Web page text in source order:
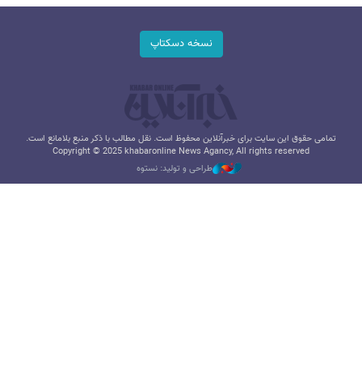
نسخه دسکتاپ
تمامی حقوق این سایت برای خبرآنلاین محفوظ است. نقل مطالب با ذکر منبع بلامانع است.
Copyright © 2025 khabaronline News Agancy, All rights reserved
طراحی و تولید: نستوه